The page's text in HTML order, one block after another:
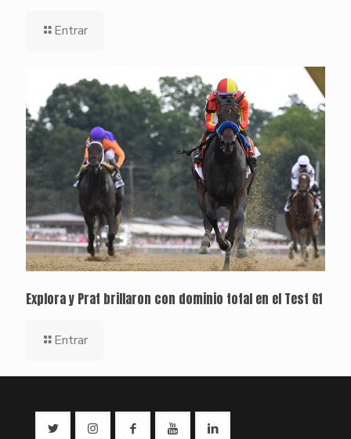
Entrar
Explora y Prat brillaron con dominio total en el Test G1
Entrar